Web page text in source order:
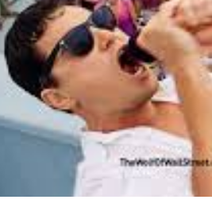
TRILOGIA SULLA MORTE